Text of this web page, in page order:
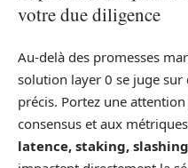
votre due diligence
Au-delà des promesses
solution layer 0 se juge
précis. Portez une
consensus et aux
latence, staking, slashing